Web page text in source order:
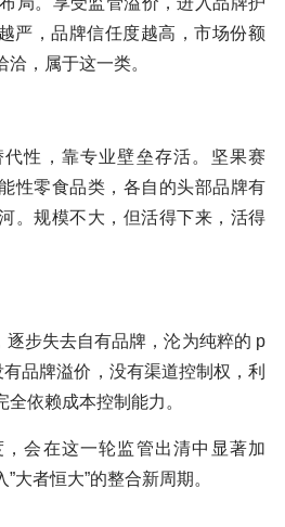
，品牌信任度越高，市场份额
，属于这一类。
性，靠专业壁垒存活。坚果赛
性零食品类，各自的头部品牌有
。规模不大，但活得下来，活得
逐步失去自有品牌，沦为纯粹的 p
品牌溢价，没有渠道控制权，利
依赖成本控制能力。
会在这一轮监管出清中显著加
大者恒大”的整合新周期。